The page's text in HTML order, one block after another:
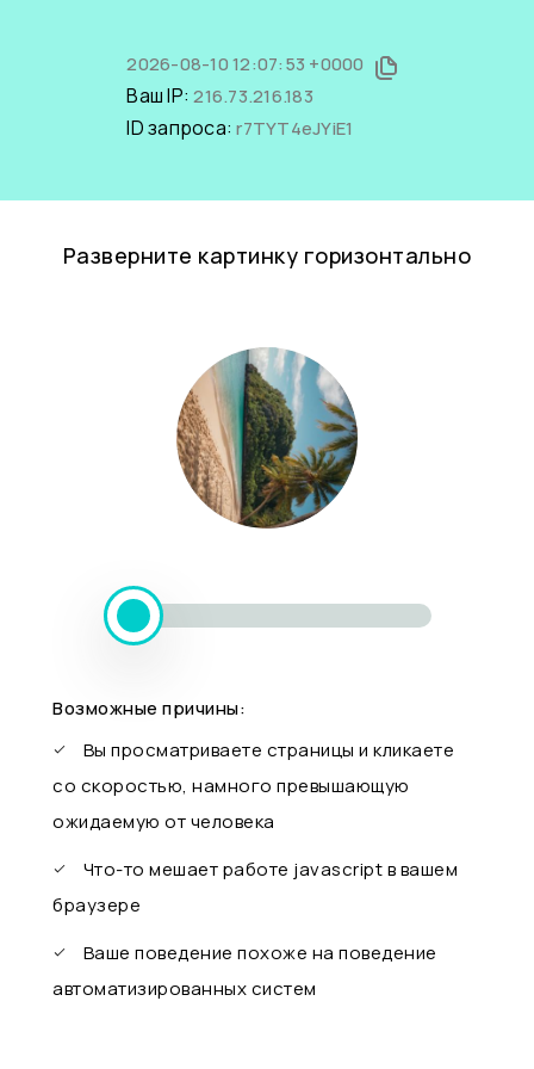
2026-08-10 12:07:53 +0000
Ваш IP:216.73.216.183
ID запроса:r7TYT4eJYiE1
Разверните картинку горизонтально
Возможные причины:
Вы просматриваете страницы и кликаете
со скоростью, намного превышающую
ожидаемую от человека
Что-то мешает работе javascript в вашем
браузере
Ваше поведение похоже на поведение
автоматизированных систем